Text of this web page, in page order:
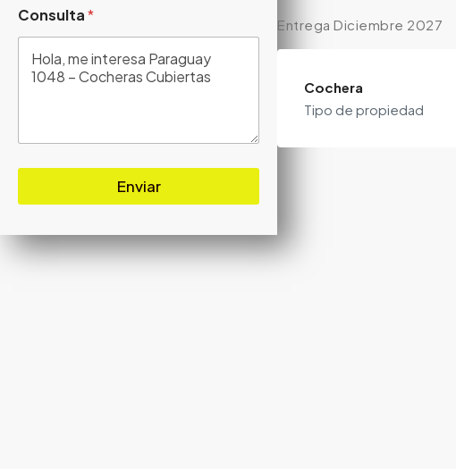
Consulta*
Enviar
Entrega Diciembre 2027
Cochera
Tipo de propiedad